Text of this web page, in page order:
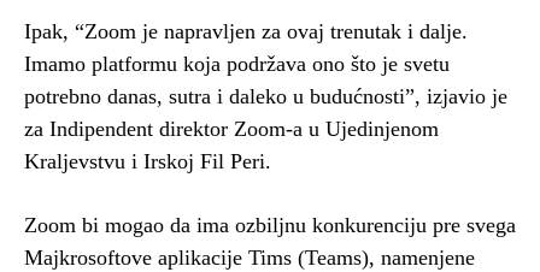
Ipak, “Zoom je napravljen za ovaj trenutak i dalje.
Imamo platformu koja podržava ono što je svetu
potrebno danas, sutra i daleko u budućnosti”, izjavio je
za Indipendent direktor Zoom-a u Ujedinjenom
Kraljevstvu i Irskoj Fil Peri.
Zoom bi mogao da ima ozbiljnu konkurenciju pre svega
Majkrosoftove aplikacije Tims (Teams), namenjene